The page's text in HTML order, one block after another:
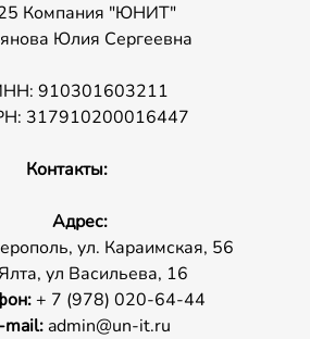
Компания "ЮНИТ"
Юлия Сергеевна
910301603211
317910200016447
Контакты:
Адрес:
ул. Караимская, 56
Ялта, ул Васильева, 16
+ 7 (978) 020-64-44
mail:admin@un-it.ru